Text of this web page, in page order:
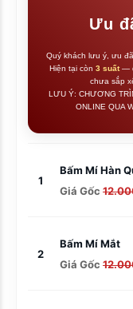
Ưu
Quý khách lưu ý, ưu
Hiện tại còn 3 suất—
chưa sắp
LƯU Ý: CHƯƠNG
ONLINE QUA
1
Bấm Mí Hàn
Giá Gốc
2
Bấm Mí Mắt
Giá Gốc